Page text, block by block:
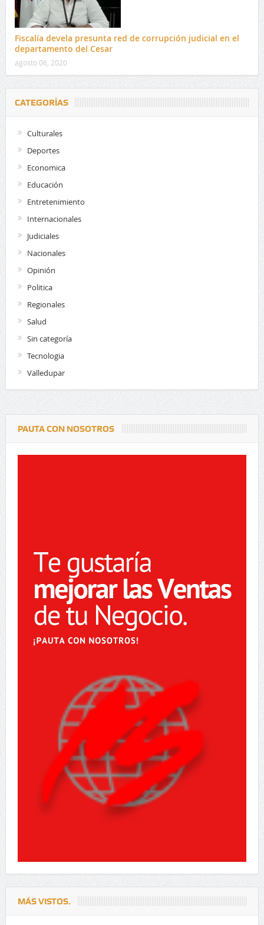
Fiscalía devela presunta red de corrupción judicial en el
departamento del Cesar
agosto 06, 2020
CATEGORÍAS
Culturales
Deportes
Economica
Educación
Entretenimiento
Internacionales
Judiciales
Nacionales
Opinión
Politica
Regionales
Salud
Sin categoría
Tecnologia
Valledupar
PAUTA CON NOSOTROS
MÁS VISTOS.